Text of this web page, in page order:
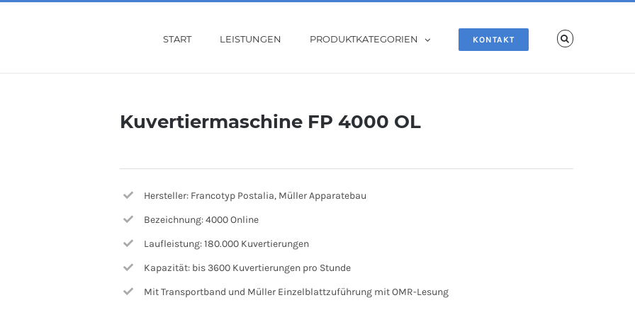
START LEISTUNGEN PRODUKTKATEGORIEN KONTAKT
Kuvertiermaschine FP 4000 OL
Hersteller: Francotyp Postalia, Müller Apparatebau
Bezeichnung: 4000 Online
Laufleistung: 180.000 Kuvertierungen
Kapazität: bis 3600 Kuvertierungen pro Stunde
Mit Transportband und Müller Einzelblattzuführung mit OMR-Lesung